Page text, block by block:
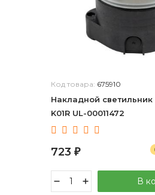
Код товара: 675910
Накладной светильник
K01R UL-00011472
723 ₽
В